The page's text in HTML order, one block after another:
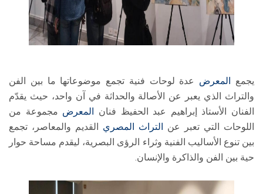
يجمع المعرض عدة لوحات فنية تجمع موضوعاتها ما بين الفن
والتراث الذي يعبر عن الأصالة والحداثة في آن واحد، حيث يقدّم
الفنان الأستاذ إبراهيم عبد الحفيظ فنان
المعرض مجموعة من
اللوحات التي تعبر عن التراث المصري القديم والمعاصر، تجمع
بين تنوع الأساليب الفنية وثراء الرؤى البصرية، ليقدم مساحة حوار
حية بين الفن والذاكرة والإنسان.